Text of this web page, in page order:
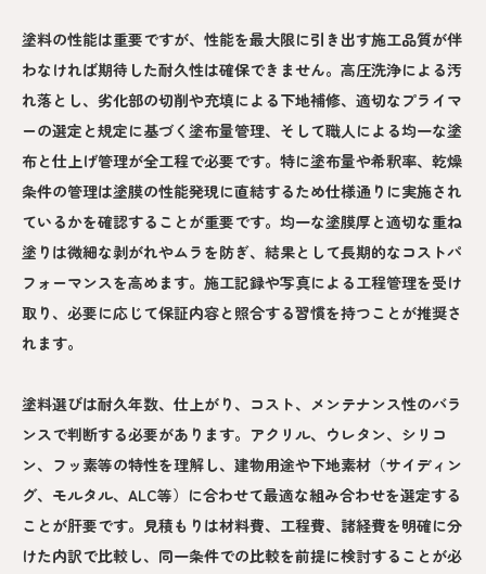
塗料の性能は重要ですが、性能を最大限に引き出す施工品質が伴
わなければ期待した耐久性は確保できません。高圧洗浄による汚
れ落とし、劣化部の切削や充填による下地補修、適切なプライマ
ーの選定と規定に基づく塗布量管理、そして職人による均一な塗
布と仕上げ管理が全工程で必要です。特に塗布量や希釈率、乾燥
条件の管理は塗膜の性能発現に直結するため仕様通りに実施され
ているかを確認することが重要です。均一な塗膜厚と適切な重ね
塗りは微細な剥がれやムラを防ぎ、結果として長期的なコストパ
フォーマンスを高めます。施工記録や写真による工程管理を受け
取り、必要に応じて保証内容と照合する習慣を持つことが推奨さ
れます。
塗料選びは耐久年数、仕上がり、コスト、メンテナンス性のバラ
ンスで判断する必要があります。アクリル、ウレタン、シリコ
ン、フッ素等の特性を理解し、建物用途や下地素材（サイディン
グ、モルタル、ALC等）に合わせて最適な組み合わせを選定する
ことが肝要です。見積もりは材料費、工程費、諸経費を明確に分
けた内訳で比較し、同一条件での比較を前提に検討することが必